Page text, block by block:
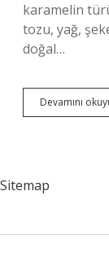
karamelin
tozu, yağ,
doğal…
Devamını
Sitemap